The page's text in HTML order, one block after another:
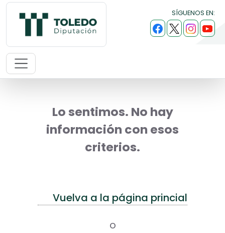
SÍGUENOS EN:
Lo sentimos. No hay
información con esos
criterios.
Vuelva a la página princial
o